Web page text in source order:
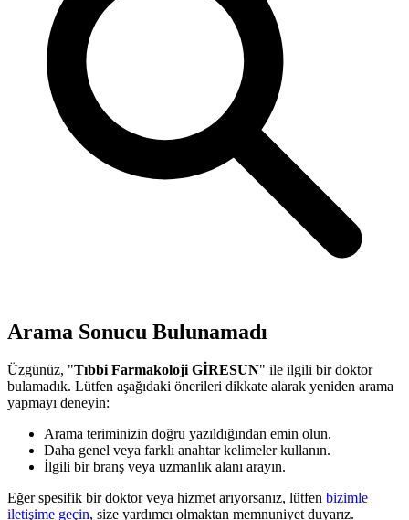
Arama Sonucu Bulunamadı
Üzgünüz, "Tıbbi Farmakoloji GİRESUN" ile ilgili bir doktor
bulamadık. Lütfen aşağıdaki önerileri dikkate alarak yeniden arama
yapmayı deneyin:
Arama teriminizin doğru yazıldığından emin olun.
Daha genel veya farklı anahtar kelimeler kullanın.
İlgili bir branş veya uzmanlık alanı arayın.
Eğer spesifik bir doktor veya hizmet arıyorsanız, lütfen bizimle
iletişime geçin, size yardımcı olmaktan memnuniyet duyarız.